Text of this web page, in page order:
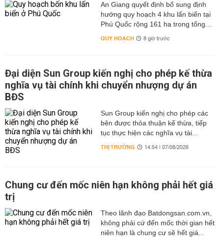
An Giang quyết định bổ sung định
hướng quy hoạch 4 khu lấn biển tại
Phú Quốc rộng 161 ha trong tổng...
QUY HOẠCH 8 giờ trước
Đại diện Sun Group kiến nghị cho phép kế thừa
nghĩa vụ tài chính khi chuyển nhượng dự án
BĐS
Sun Group kiến nghị cho phép các
bên được thỏa thuận kế thừa, tiếp
tục thực hiện các nghĩa vụ tài...
THỊ TRƯỜNG 14:54 | 07/08/2026
Chung cư đến mốc niên hạn không phải hết giá
trị
Theo lãnh đạo Batdongsan.com.vn,
không phải cứ đến mốc thời gian hết
niên hạn là chung cư sẽ hết giá...